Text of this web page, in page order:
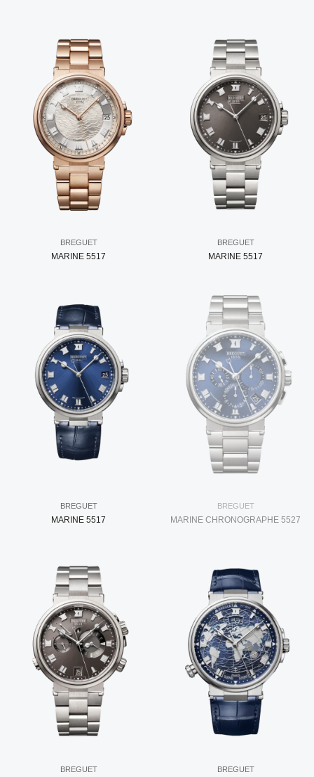
BREGUET
MARINE 5517
BREGUET
MARINE 5517
BREGUET
MARINE 5517
BREGUET
MARINE CHRONOGRAPHE 5527
BREGUET BREGUET